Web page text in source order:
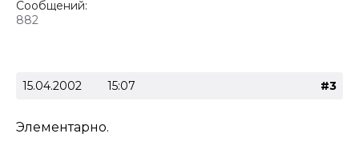
Сообщений:
882
15.04.2002 15:07 #3
Элементарно.